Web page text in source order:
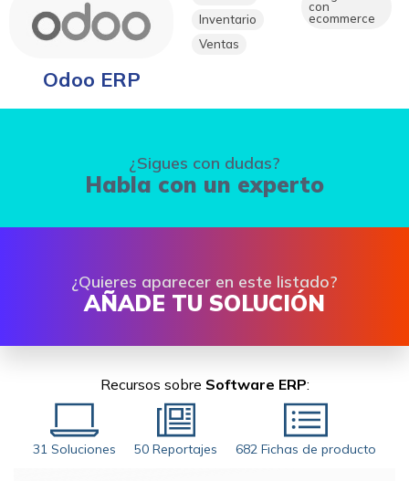
Odoo ERP
Inventario
Ventas
con
ecommerce
¿Sigues con dudas?
Habla con un experto
¿Quieres aparecer en este listado?
AÑADE TU SOLUCIÓN
Recursos sobre Software ERP:
31 Soluciones 50 Reportajes 682 Fichas de producto